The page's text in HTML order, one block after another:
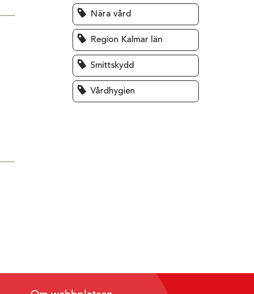
Nära vård
Region Kalmar län
Smittskydd
Vårdhygien